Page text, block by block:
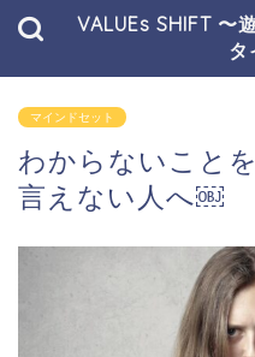
VALUEs SHIFT 〜
タ
マインドセット
わからないこと
言えない人へ￼